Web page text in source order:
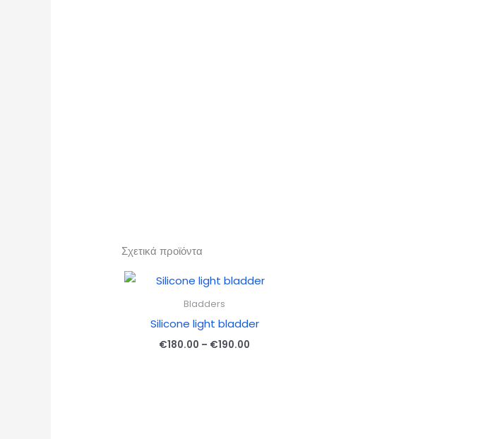
Σχετικά προϊόντα
Bladders
Silicone light bladder
€180.00 – €190.00